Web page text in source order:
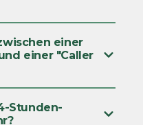
einer
einer "Caller
Stunden-